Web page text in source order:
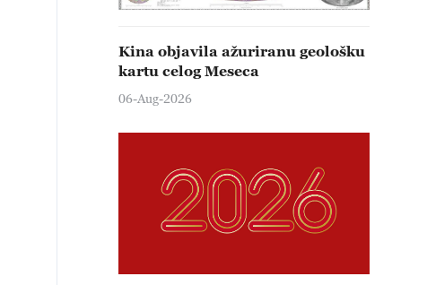
Kina objavila ažuriranu geološku
kartu celog Meseca
06-Aug-2026